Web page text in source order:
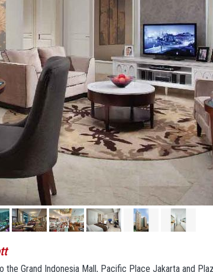
Grand Indonesia Mall, Pacific Place Jakarta and